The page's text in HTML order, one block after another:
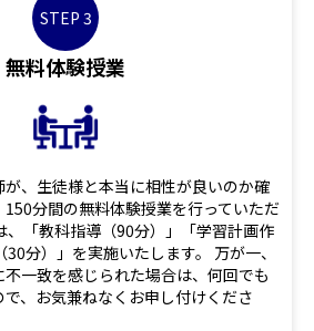
STEP 3
無料体験授業
、生徒様と本当に相性が良いのか確
分間の無料体験授業を行っていただ
、「教科指導（90分）」「学習計画作
分）」を実施いたします。 万が一、
一致を感じられた場合は、何回でも
、お気兼ねなくお申し付けくださ